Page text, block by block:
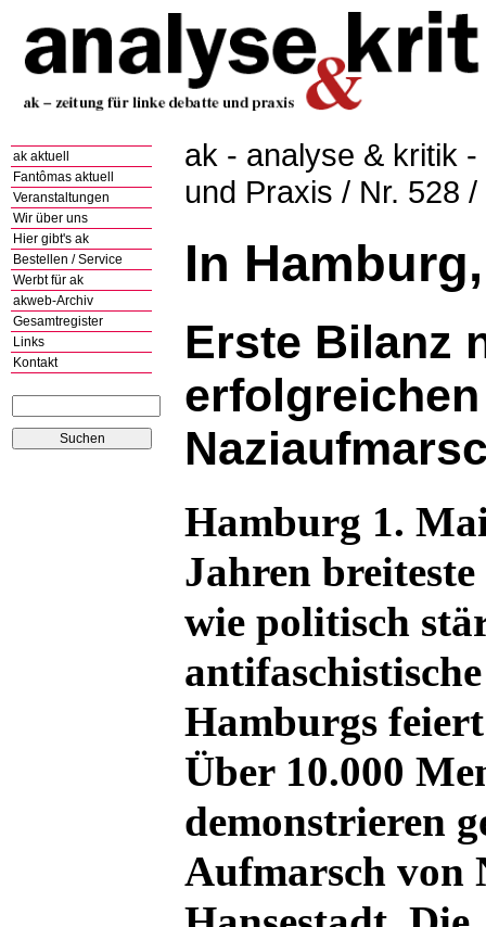
ak aktuell
Fantômas aktuell
Veranstaltungen
Wir über uns
Hier gibt's ak
Bestellen / Service
Werbt für ak
akweb-Archiv
Gesamtregister
Links
Kontakt
ak - analyse & kritik
und Praxis / Nr. 528
In
Erste Bilanz
Hamburg 1.
Jahren
wie politisch
Hamburgs
Über 10.000
demonstrieren
Aufmarsch von